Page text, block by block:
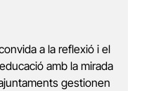
a la reflexió i el
amb la mirada
gestionen